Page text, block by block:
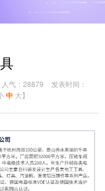
人气：28879
发表时间：
中 大】